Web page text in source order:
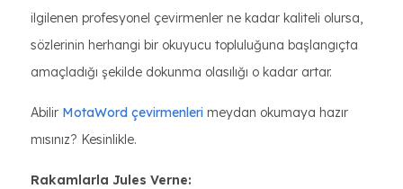
ilgilenen profesyonel çevirmenler ne kadar kaliteli olursa,
sözlerinin herhangi bir okuyucu topluluğuna başlangıçta
amaçladığı şekilde dokunma olasılığı o kadar artar.
Abilir MotaWord çevirmenleri meydan okumaya hazır
mısınız? Kesinlikle.
Rakamlarla Jules Verne: